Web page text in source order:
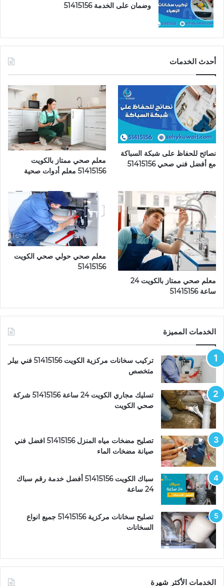
وضمان على الخدمة 51415156
أحدث الخدمات
نصائح للحفاظ على شبكة السباكة
مع أفضل فني صحي 51415156
معلم صحي ممتاز بالكويت
51415156 معلم أدوات صحية
معلم صحي ممتاز بالكويت 24
ساعة 51415156
معلم صحي حولي صحي الكويت
51415156
الخدمات المميزة
تركيب سخانات مركزية الكويت 51415156 فني بيلر
متخصص
تسليك مجاري الكويت 24 ساعة 51415156 شركة
صحي الكويت
تصليح مضخات مياه المنزل 51415156 افضل فني
صيانة مضخات الماء
سباك الكويت 51415156 أفضل خدمة رقم سباك
24 ساعة
تصليح سخانات مركزية 51415156 جميع انواع
السخانات
الخدمات الأكثر شهرة